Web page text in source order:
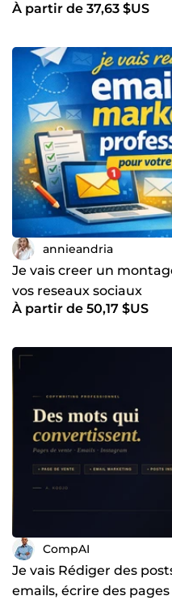
À partir de 37,63 $US
annieandria
Je vais creer un
vos reseaux sociaux
À partir de 50,17 $US
CompAI
Je vais Rédiger des
emails, écrire des